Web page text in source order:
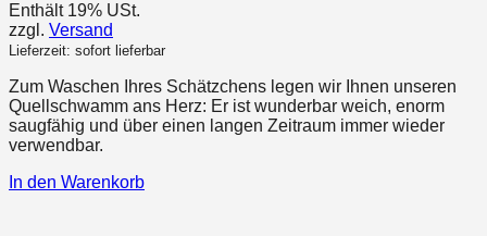
Enthält 19% USt.
zzgl. Versand
Lieferzeit: sofort lieferbar
Zum Waschen Ihres Schätzchens legen wir Ihnen unseren
Quellschwamm ans Herz: Er ist wunderbar weich, enorm
saugfähig und über einen langen Zeitraum immer wieder
verwendbar.
In den Warenkorb